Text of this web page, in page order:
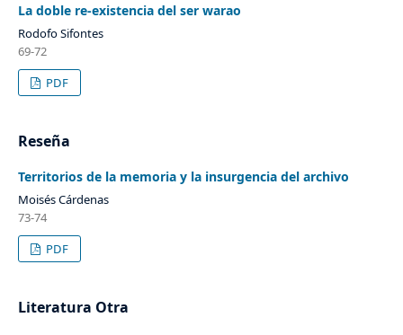
La doble re-existencia del ser warao
Rodofo Sifontes
69-72
PDF
Reseña
Territorios de la memoria y la insurgencia del archivo
Moisés Cárdenas
73-74
PDF
Literatura Otra